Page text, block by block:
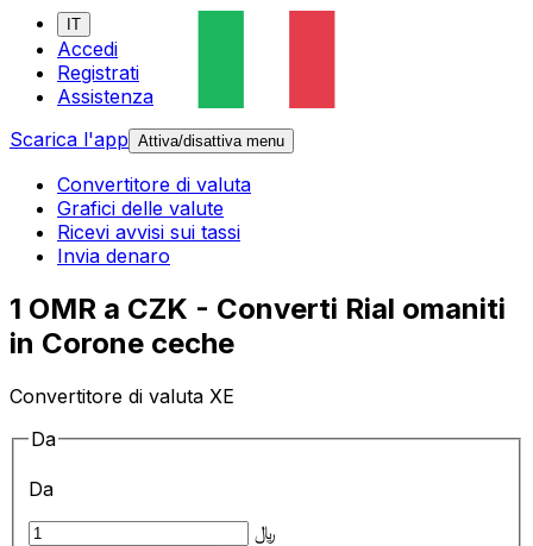
IT
Accedi
Registrati
Assistenza
Scarica l'app Attiva/disattiva menu
Convertitore di valuta
Grafici delle valute
Ricevi avvisi sui tassi
Invia denaro
1 OMR a CZK - Converti Rial omaniti
in Corone ceche
Convertitore di valuta XE
Da
Da
﷼